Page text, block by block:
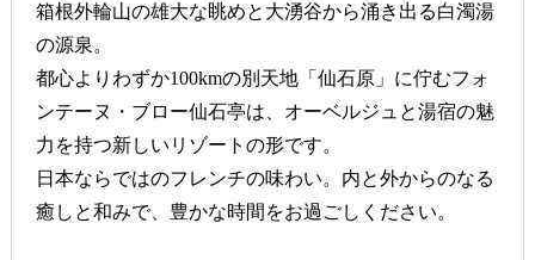
箱根外輪山の雄大な眺めと大湧谷から涌き出る白濁湯
の源泉。
都心よりわずか100kmの別天地「仙石原」に佇むフォ
ンテーヌ・ブロー仙石亭は、オーベルジュと湯宿の魅
力を持つ新しいリゾートの形です。
日本ならではのフレンチの味わい。内と外からのなる
癒しと和みで、豊かな時間をお過ごしください。